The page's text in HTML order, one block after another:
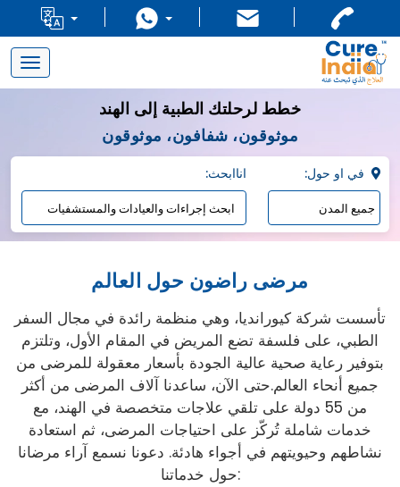
Toggle
navigation
خطط لرحلتك الطبية إلى الهند
موثوقون، شفافون، موثوقون
:اناابحث
مرضى راضون حول العالم
تأسست شركة كيورانديا، وهي منظمة رائدة في مجال السفر
الطبي، على فلسفة تضع المريض في المقام الأول، وتلتزم
بتوفير رعاية صحية عالية الجودة بأسعار معقولة للمرضى من
جميع أنحاء العالم.حتى الآن، ساعدنا آلاف المرضى من أكثر
من 55 دولة على تلقي علاجات متخصصة في الهند، مع
خدمات شاملة تُركّز على احتياجات المرضى، ثم استعادة
نشاطهم وحيويتهم في أجواء هادئة. دعونا نسمع آراء مرضانا
حول خدماتنا: